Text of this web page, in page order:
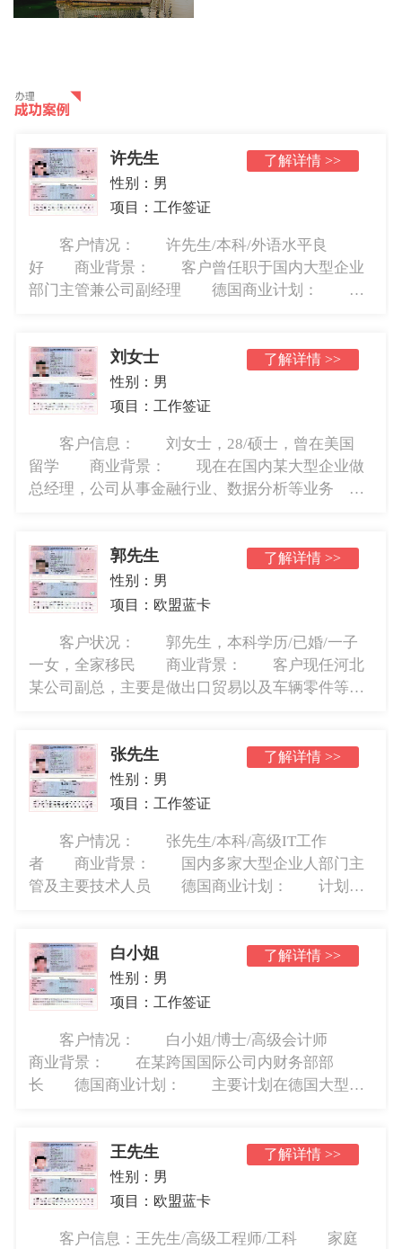
许先生
性别： 男
项目： 工作签证
了解详情 >>
客户情况： 许先生/本科/外语水平良
好 商业背景： 客户曾任职于国内大型企业
部门主管兼公司副经理 德国商业计划： 主
年2月 获批时间：2019年5...
刘女士
性别： 男
项目： 工作签证
了解详情 >>
客户信息： 刘女士，28/硕士，曾在美国
留学 商业背景： 现在在国内某大型企业做
总经理，公司从事金融行业、数据分析等业务
期： 递交资料时间：201...
郭先生
性别： 男
项目： 欧盟蓝卡
了解详情 >>
客户状况： 郭先生，本科学历/已婚/一子
一女，全家移民 商业背景： 客户现任河北
某公司副总，主要是做出口贸易以及车辆零件等物
贸易。 办理周期：...
张先生
性别： 男
项目： 工作签证
了解详情 >>
客户情况： 张先生/本科/高级IT工作
者 商业背景： 国内多家大型企业人部门主
管及主要技术人员 德国商业计划： 计划移
月 获批时间：2019年5月31...
白小姐
性别： 男
项目： 工作签证
了解详情 >>
客户情况： 白小姐/博士/高级会计师
商业背景： 在某跨国国际公司内财务部部
长 德国商业计划： 主要计划在德国大型公
月 获批时间：2019年5月31...
王先生
性别： 男
项目： 欧盟蓝卡
了解详情 >>
客户信息：王先生/高级工程师/工科 家庭